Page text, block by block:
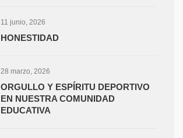
11 junio, 2026
HONESTIDAD
28 marzo, 2026
ORGULLO Y ESPÍRITU DEPORTIVO
EN NUESTRA COMUNIDAD
EDUCATIVA